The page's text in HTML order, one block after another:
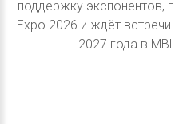
поддержку экспонентов,
Expo 2026 и ждёт
2027 года в